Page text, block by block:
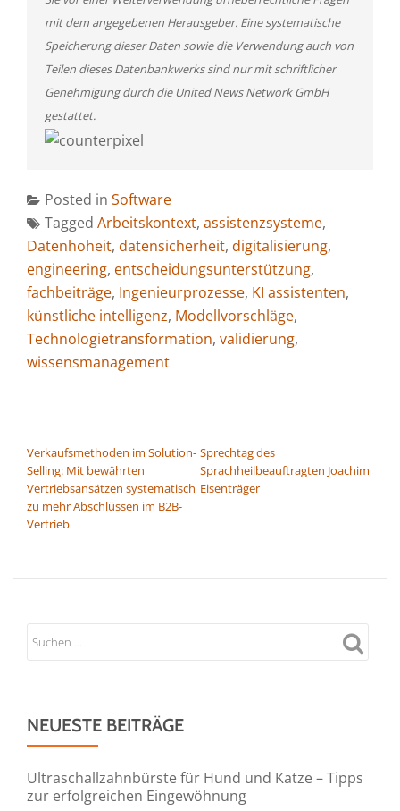
mit dem angegebenen Herausgeber. Eine systematische
Speicherung dieser Daten sowie die Verwendung auch von
Teilen dieses Datenbankwerks sind nur mit schriftlicher
Genehmigung durch die United News Network GmbH
gestattet.
Posted in Software
Tagged Arbeitskontext, assistenzsysteme,
Datenhoheit, datensicherheit, digitalisierung,
engineering, entscheidungsunterstützung,
fachbeiträge, Ingenieurprozesse, KI assistenten,
künstliche intelligenz, Modellvorschläge,
Technologietransformation, validierung,
wissensmanagement
Verkaufsmethoden im Solution-
Selling: Mit bewährten
Vertriebsansätzen systematisch
zu mehr Abschlüssen im B2B-
Vertrieb
Sprechtag des
Sprachheilbeauftragten Joachim
Eisenträger
NEUESTE BEITRÄGE
Ultraschallzahnbürste für Hund und Katze – Tipps
zur erfolgreichen Eingewöhnung